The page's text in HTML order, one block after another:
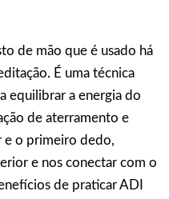
de mão que é usado há
É uma técnica
equilibrar a energia do
de aterramento e
e o primeiro dedo,
e nos conectar com o
de praticar ADI